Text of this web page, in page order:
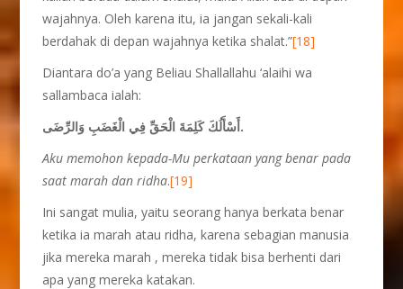
wajahnya. Oleh karena itu, ia jangan sekali-kali
berdahak di depan wajahnya ketika shalat.”[18]
Diantara do’a yang Beliau Shallallahu ‘alaihi wa
sallambaca ialah:
أَسْأَلُكَ كَلِمَةَ الْحَقِّ فِي الْغَضَبِ وَالرِّضَى.
Aku memohon kepada-Mu perkataan yang benar pada
saat marah dan ridha.[19]
Ini sangat mulia, yaitu seorang hanya berkata benar
ketika ia marah atau ridha, karena sebagian manusia
jika mereka marah , mereka tidak bisa berhenti dari
apa yang mereka katakan.